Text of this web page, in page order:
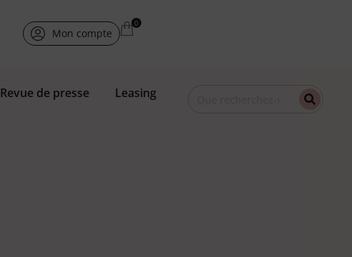
Mon compte
Revue de presse
Leasing